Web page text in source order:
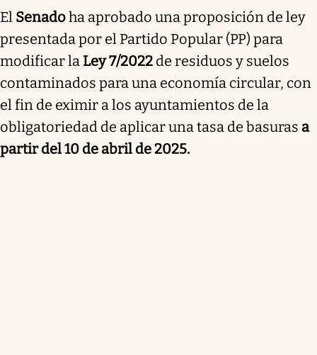
El Senadoha aprobado una proposición de ley
presentada por el Partido Popular (PP) para
modificar la Ley 7/2022 de residuos y suelos
contaminados para una economía circular, con
el fin de eximir a los ayuntamientos de la
obligatoriedad de aplicar una tasa de basuras a
partir del 10 de abril de 2025.